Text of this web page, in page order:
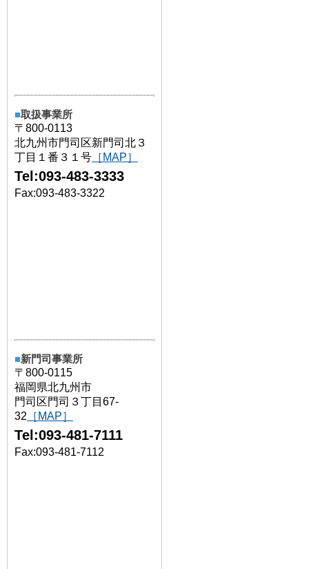
■取扱事業所
〒800-0113
北九州市門司区新門司北３
丁目１番３１号 ［MAP］
Tel:093-483-3333
Fax:093-483-3322
■新門司事業所
〒800-0115
福岡県北九州市
門司区門司３丁目67-
32 ［MAP］
Tel:093-481-7111
Fax:093-481-7112